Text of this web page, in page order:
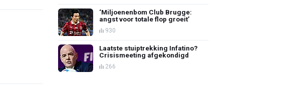
‘Miljoenenbom Club Brugge:
angst voor totale flop groeit’
930
Laatste stuiptrekking Infatino?
Crisismeeting afgekondigd
266